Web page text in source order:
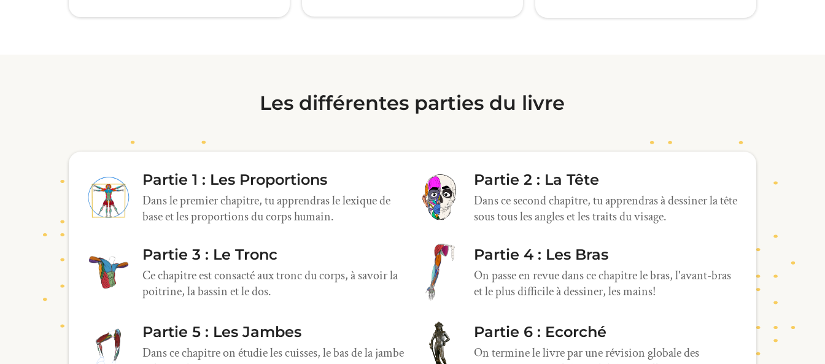
Les différentes parties du livre
Partie 1 : Les Proportions
Dans le premier chapitre, tu apprendras le lexique de
base et les proportions du corps humain.
Partie 2 : La Tête
Dans ce second chapître, tu apprendras à dessiner la tête
sous tous les angles et les traits du visage.
Partie 3 : Le Tronc
Ce chapitre est consacté aux tronc du corps, à savoir la
poitrine, la bassin et le dos.
Partie 4 : Les Bras
On passe en revue dans ce chapitre le bras, l'avant-bras
et le plus difficile à dessiner, les mains!
Partie 5 : Les Jambes
Dans ce chapitre on étudie les cuisses, le bas de la jambe
Partie 6 : Ecorché
On termine le livre par une révision globale des